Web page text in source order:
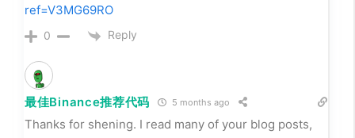
ref=V3MG69RO
0 Reply
最佳Binance推荐代码 5 months ago
Thanks for shening. I read many of your blog posts,